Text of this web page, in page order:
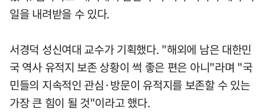
일을 내려받을 수 있다.
서경덕 성신여대 교수가 기획했다. "해외에 남은 대한민
국 역사 유적지 보존 상황이 썩 좋은 편은 아니"라며 "국
민들의 지속적인 관심·방문이 유적지를 보존할 수 있는
가장 큰 힘이 될 것"이라고 했다.